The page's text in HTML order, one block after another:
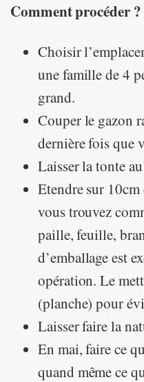
Comment procéder ?
Choisir
une famille de 4
grand.
Couper le gazon
dernière fois que
Laisser la tonte
Etendre sur 10cm
vous trouvez
paille, feuille,
d’emballage est
opération. Le
(planche) pour
Laisser faire la
En mai, faire ce
quand même ce